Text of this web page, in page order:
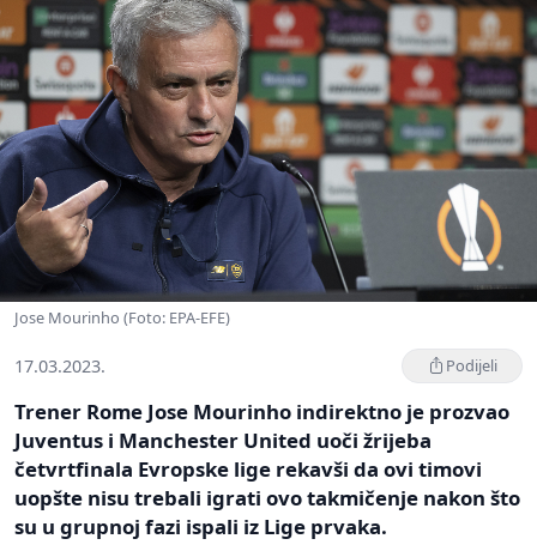
Jose Mourinho (Foto: EPA-EFE)
17.03.2023. Podijeli
Trener Rome Jose Mourinho indirektno je prozvao
Juventus i Manchester United uoči žrijeba
četvrtfinala Evropske lige rekavši da ovi timovi
uopšte nisu trebali igrati ovo takmičenje nakon što
su u grupnoj fazi ispali iz Lige prvaka.